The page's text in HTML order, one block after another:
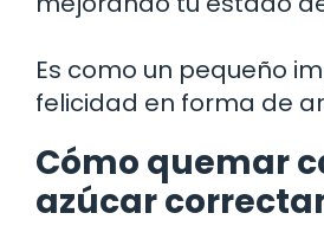
Es como un pequeño
felicidad en forma de
Cómo quemar
azúcar